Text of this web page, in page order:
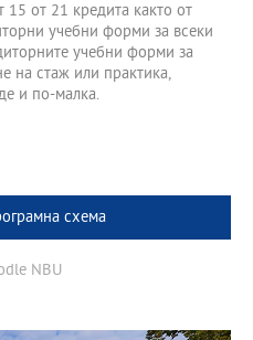
15 от 21 кредита както от
учебни форми за всеки
учебни форми за
на стаж или практика,
и по-малка.
схема
NBU